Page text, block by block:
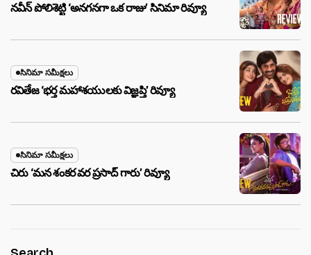
నవీన్ పోలిశెట్టి ‘అనగనగా ఒక రాజు’ సినిమా రివ్యూ
సినిమా సమీక్షలు
రవితేజ ‘భర్త మహాశయులకు విజ్ఞప్తి’ రివ్యూ
సినిమా సమీక్షలు
చిరు ‘మ‌న శంక‌ర వ‌ర ప్ర‌సాద్ గారు’ రివ్యూ